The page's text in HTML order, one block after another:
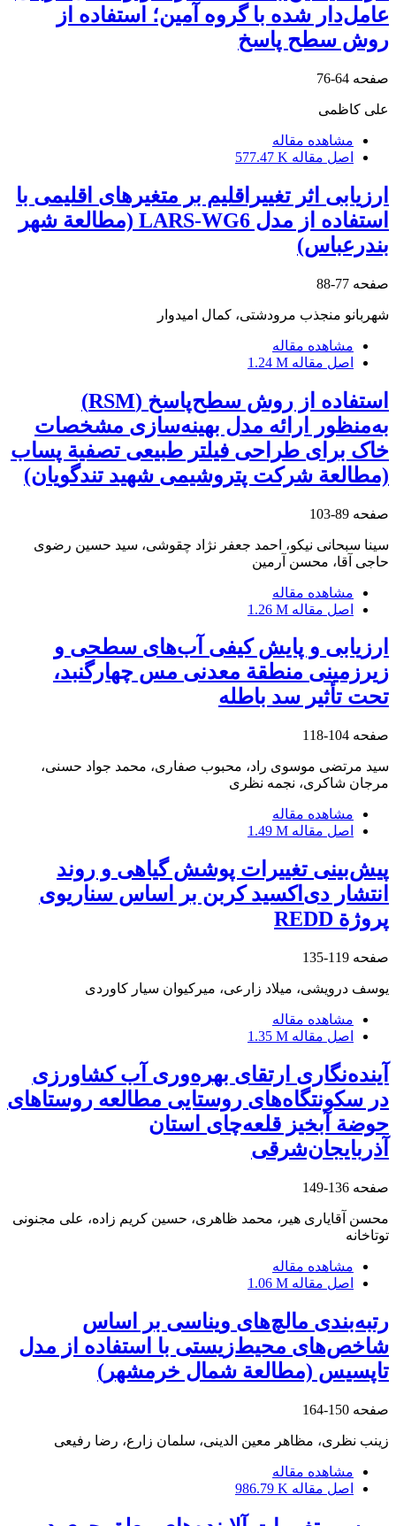
عامل‌دار شده با گروه آمین؛ استفاده از
روش سطح پاسخ
صفحه 64-76
علی کاظمی
مشاهده مقاله
اصل مقاله 577.47 K
ارزیابی اثر تغییراقلیم بر متغیرهای اقلیمی با
استفاده از مدل LARS-WG6 (مطالعة شهر
بندرعباس)
صفحه 77-88
شهربانو منجذب مرودشتی، کمال امیدوار
مشاهده مقاله
اصل مقاله 1.24 M
استفاده از روش سطح‌پاسخ (RSM)
به‌منظور ارائه مدل بهینه‌سازی مشخصات
خاک برای طراحی فیلتر طبیعی تصفیة پساب
(مطالعة شرکت پتروشیمی شهید تندگویان)
صفحه 89-103
سینا سبحانی نیکو، احمد جعفر نژاد چقوشی، سید حسین رضوی
حاجی آقا، محسن آرمین
مشاهده مقاله
اصل مقاله 1.26 M
ارزیابی و پایش کیفی آب‌های سطحی و
زیرزمینی منطقة معدنی مس چهارگنبد،
تحت تأثیر سد باطله
صفحه 104-118
سید مرتضی موسوی راد، محبوب صفاری، محمد جواد حسنی،
مرجان شاکری، نجمه نظری
مشاهده مقاله
اصل مقاله 1.49 M
پیش‌بینی تغییرات پوشش گیاهی و روند
انتشار دی‌اکسید کربن بر اساس سناریوی
پروژة REDD
صفحه 119-135
یوسف درویشی، میلاد زارعی، میرکیوان سیار کاوردی
مشاهده مقاله
اصل مقاله 1.35 M
آینده‌نگاری ارتقای بهره‌وری آب کشاورزی
در سکونتگاه‌های روستایی مطالعه روستاهای
حوضة آبخیز قلعه‌چای استان
آذربایجان‌شرقی
صفحه 136-149
محسن آقایاری هیر، محمد ظاهری، حسین کریم زاده، علی مجنونی
توتاخانه
مشاهده مقاله
اصل مقاله 1.06 M
رتبه‌بندی مالچ‌های ویناسی بر اساس
شاخص‌های محیط‌زیستی با استفاده از مدل
تاپسیس (مطالعة شمال خرمشهر)
صفحه 150-164
زینب نظری، مظاهر معین الدینی، سلمان زارع، رضا رفیعی
مشاهده مقاله
اصل مقاله 986.79 K